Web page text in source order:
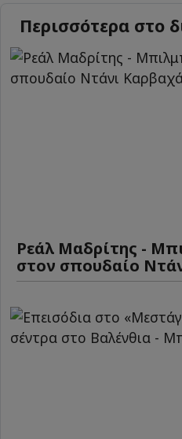
Περισσότερα στο
Ρεάλ Μαδρίτης -
στον σπουδαίο